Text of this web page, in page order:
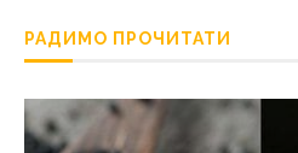
РАДИМО ПРОЧИТАТИ